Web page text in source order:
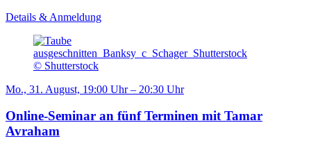
Details & Anmeldung
© Shutterstock
Mo., 31. August, 19:00 Uhr – 20:30 Uhr
Online-Seminar an fünf Terminen mit Tamar
Avraham